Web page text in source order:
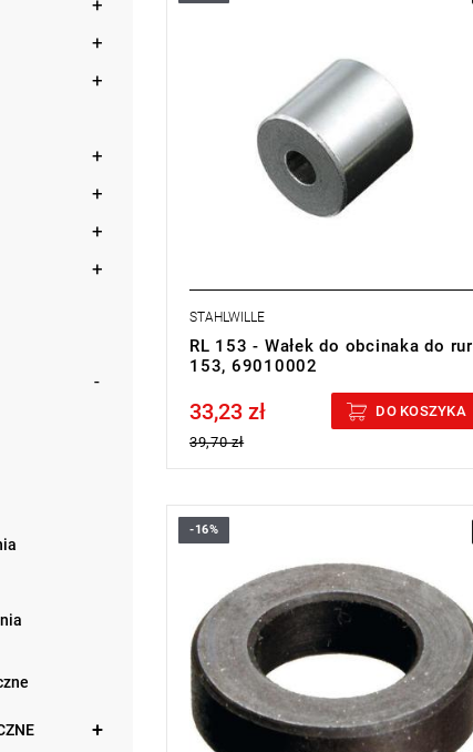
STAHLWILLE
RL 153 - Wałek do obcinaka do rur
153, 69010002
Price tax included
33,23 zł
39,70 zł
DO KOSZYKA
-16%